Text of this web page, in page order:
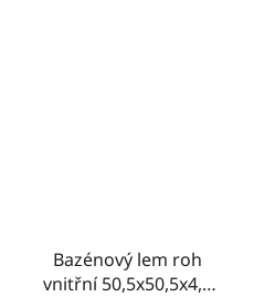
Bazénový lem roh
vnitřní 50,5x50,5x4,5